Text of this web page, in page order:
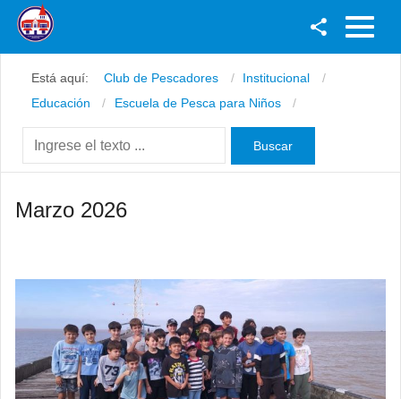
Youtube
Instagram
Está aquí: Club de Pescadores
Institucional
Educación
Escuela de Pesca para Niños
Marzo 2026